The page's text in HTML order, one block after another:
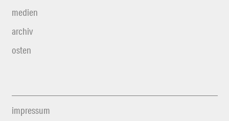
medien
archiv
osten
impressum